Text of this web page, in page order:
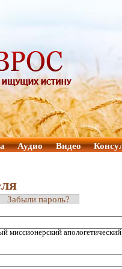
Аудио Видео
Забыли пароль?
миссионерский